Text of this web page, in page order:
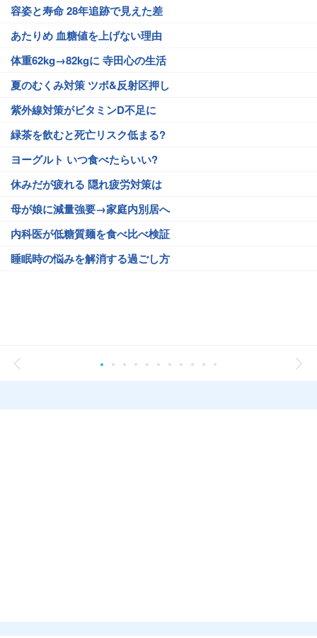
容姿と寿命 28年追跡で見えた差
あたりめ 血糖値を上げない理由
体重62kg→82kgに 寺田心の生活
夏のむくみ対策 ツボ&反射区押し
紫外線対策がビタミンD不足に
緑茶を飲むと死亡リスク低まる?
ヨーグルト いつ食べたらいい?
休みだが疲れる 隠れ疲労対策は
母が娘に減量強要→家庭内別居へ
内科医が低糖質麺を食べ比べ検証
睡眠時の悩みを解消する過ごし方